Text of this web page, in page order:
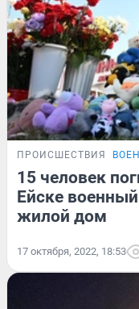
ПРОИСШЕСТВИЯ
15 человек
Ейске
жилой дом
17 октября, 2022, 18:53